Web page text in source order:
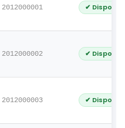
2012000001 ✔
2012000002 ✔
2012000003 ✔